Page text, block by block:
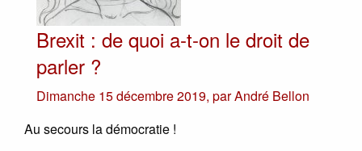
Brexit : de quoi a-t-on le droit de
parler ?
Dimanche 15 décembre 2019, parAndré Bellon
Au secours la démocratie !